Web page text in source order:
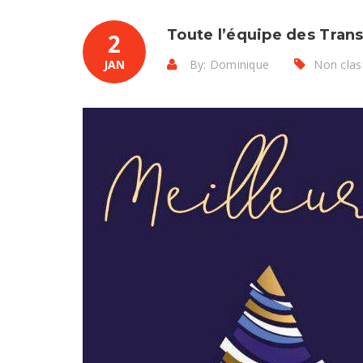
2
JAN
Toute l’équipe des
By: Dominique Non